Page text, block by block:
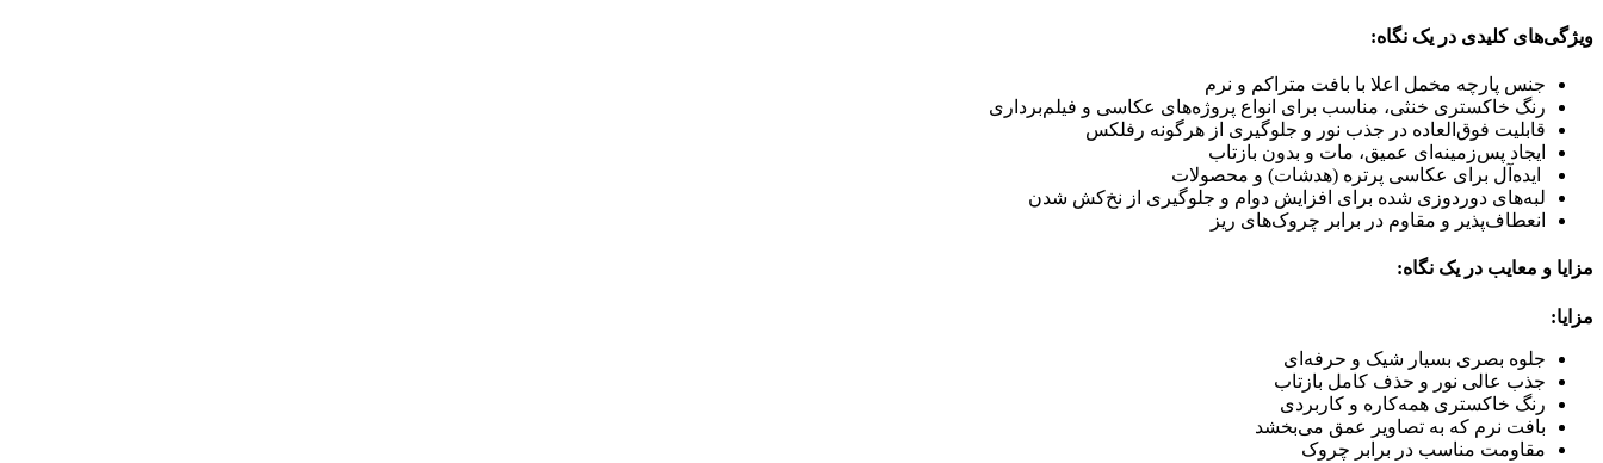
ویژگی‌های کلیدی در یک نگاه:
جنس پارچه مخمل اعلا با بافت متراکم و نرم
رنگ خاکستری خنثی، مناسب برای انواع پروژه‌های عکاسی و فیلم‌برداری
قابلیت فوق‌العاده در جذب نور و جلوگیری از هرگونه رفلکس
ایجاد پس‌زمینه‌ای عمیق، مات و بدون بازتاب
ایده‌آل برای عکاسی پرتره (هدشات) و محصولات
لبه‌های دوردوزی شده برای افزایش دوام و جلوگیری از نخ‌کش شدن
انعطاف‌پذیر و مقاوم در برابر چروک‌های ریز
مزایا و معایب در یک نگاه:
مزایا:
جلوه بصری بسیار شیک و حرفه‌ای
جذب عالی نور و حذف کامل بازتاب
رنگ خاکستری همه‌کاره و کاربردی
بافت نرم که به تصاویر عمق می‌بخشد
مقاومت مناسب در برابر چروک